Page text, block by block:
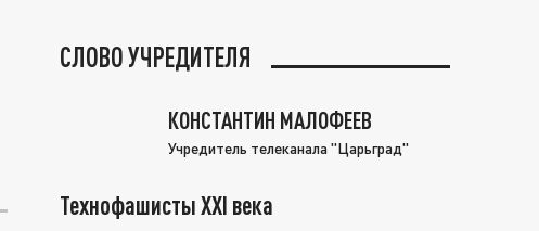
СЛОВО УЧРЕДИТЕЛЯ
КОНСТАНТИН МАЛОФЕЕВ
Учредитель телеканала "Царьград"
Технофашисты XXI века